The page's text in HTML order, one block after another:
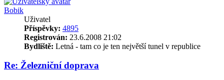
Bobik
Uživatel
Příspěvky: 4895
Registrován: 23.6.2008 21:02
Bydliště: Letná - tam co je ten největší tunel v republice
Re: Železniční doprava